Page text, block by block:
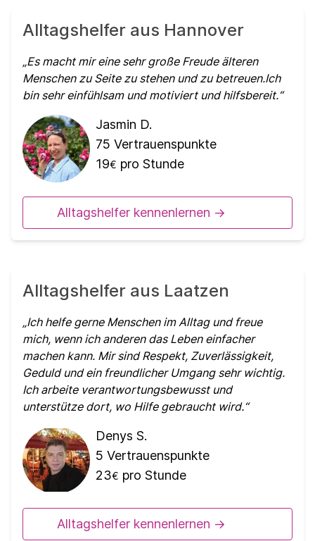
Alltagshelfer aus Hannover
Es macht mir eine sehr große Freude älteren
Menschen zu Seite zu stehen und zu betreuen.Ich
bin sehr einfühlsam und motiviert und hilfsbereit.
Jasmin D.
75 Vertrauenspunkte
19€ pro Stunde
Alltagshelfer kennenlernen ->
Alltagshelfer aus Laatzen
Ich helfe gerne Menschen im Alltag und freue
mich, wenn ich anderen das Leben einfacher
machen kann. Mir sind Respekt, Zuverlässigkeit,
Geduld und ein freundlicher Umgang sehr wichtig.
Ich arbeite verantwortungsbewusst und
unterstütze dort, wo Hilfe gebraucht wird.
Denys S.
5 Vertrauenspunkte
23€ pro Stunde
Alltagshelfer kennenlernen ->